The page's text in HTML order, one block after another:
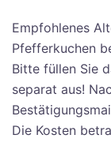
Empfohlenes
Pfefferkuchen
Bitte füllen Sie
separat aus!
Die Kosten